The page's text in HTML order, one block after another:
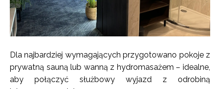
Dla najbardziej wymagających przygotowano pokoje z
prywatną sauną lub wanną z hydromasażem – idealne,
aby połączyć służbowy wyjazd z odrobiną